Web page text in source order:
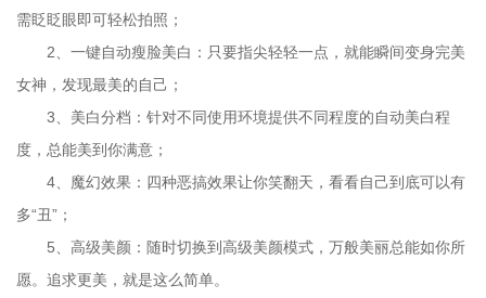
需眨眨眼即可轻松拍照；
2、一键自动瘦脸美白：只要指尖轻轻一点，就能瞬间变身完美
女神，发现最美的自己；
3、美白分档：针对不同使用环境提供不同程度的自动美白程
度，总能美到你满意；
4、魔幻效果：四种恶搞效果让你笑翻天，看看自己到底可以有
多“丑”；
5、高级美颜：随时切换到高级美颜模式，万般美丽总能如你所
愿。追求更美，就是这么简单。